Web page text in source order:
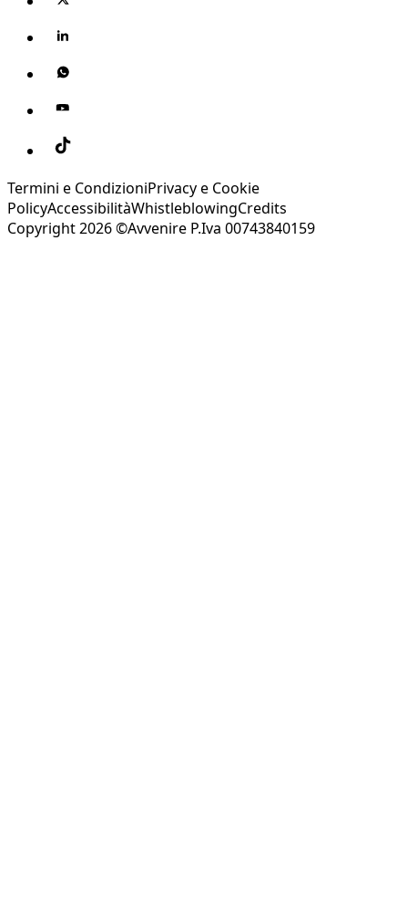
Termini e CondizioniPrivacy e Cookie
PolicyAccessibilitàWhistleblowingCredits
Copyright 2026 ©Avvenire P.Iva 00743840159